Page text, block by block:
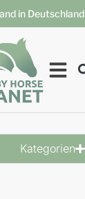
in
Kategorien